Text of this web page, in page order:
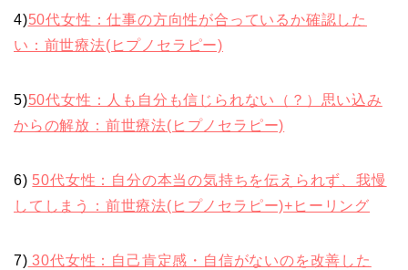
4)50代女性：仕事の方向性が合っているか確認した
い：前世療法(ヒプノセラピー)
5)50代女性：人も自分も信じられない（？）思い込み
からの解放：前世療法(ヒプノセラピー)
6) 50代女性：自分の本当の気持ちを伝えられず、我慢
してしまう：前世療法(ヒプノセラピー)+ヒーリング
7) 30代女性：自己肯定感・自信がないのを改善した